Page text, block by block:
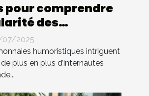
pour comprendre
des
07/2025
humoristiques intriguent
plus en plus d’internautes